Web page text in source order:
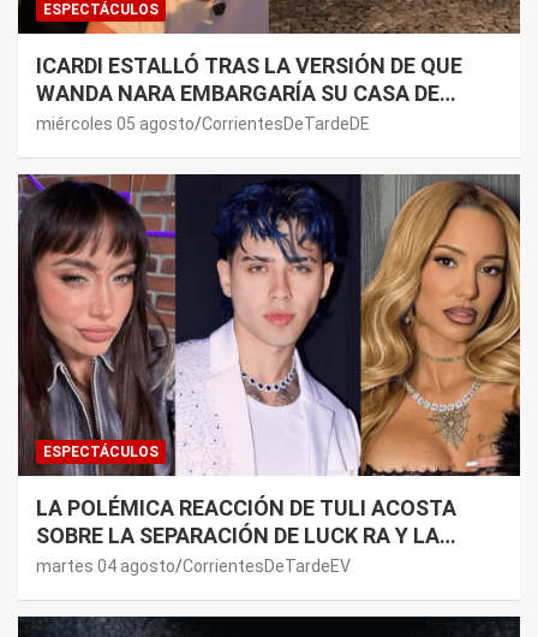
ESPECTÁCULOS
ICARDI ESTALLÓ TRAS LA VERSIÓN DE QUE
WANDA NARA EMBARGARÍA SU CASA DE
NORDELTA: “NECESITAN RASCAR DE ALGÚN
miércoles 05 agosto CorrientesDeTardeDE
ESPECTÁCULOS
LA POLÉMICA REACCIÓN DE TULI ACOSTA
SOBRE LA SEPARACIÓN DE LUCK RA Y LA
JOAQUI: “¿MI VERDAD?”
martes 04 agosto CorrientesDeTardeEV